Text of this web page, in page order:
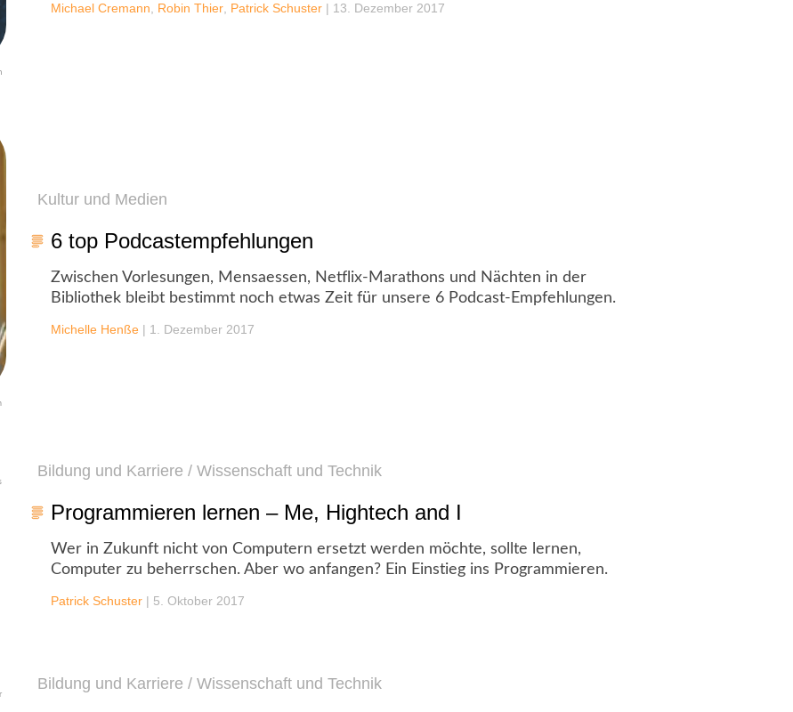
Michael Cremann Robin Thier Patrick Schuster | 13. Dezember 2017
Kultur und Medien
6 top Podcastempfehlungen
Zwischen Vorlesungen, Mensaessen, Netflix-Marathons und Nächten in der
Bibliothek bleibt bestimmt noch etwas Zeit für unsere 6 Podcast-Empfehlungen.
Michelle Henße | 1. Dezember 2017
Bildung und Karriere / Wissenschaft und Technik
Programmieren lernen – Me, Hightech and I
Wer in Zukunft nicht von Computern ersetzt werden möchte, sollte lernen,
Computer zu beherrschen. Aber wo anfangen? Ein Einstieg ins Programmieren.
Patrick Schuster | 5. Oktober 2017
Bildung und Karriere / Wissenschaft und Technik